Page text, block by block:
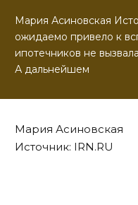
Мария Асиновская
ожидаемо привело к
ипотечников не
А дальнейшем
Мария Асиновская
Источник: IRN.RU